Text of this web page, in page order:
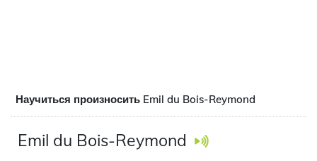
Научиться произносить Emil du Bois-Reymond
Emil du Bois-Reymond